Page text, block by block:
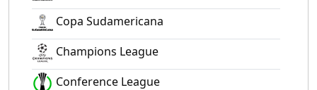
Copa Sudamericana
Champions League
Conference League